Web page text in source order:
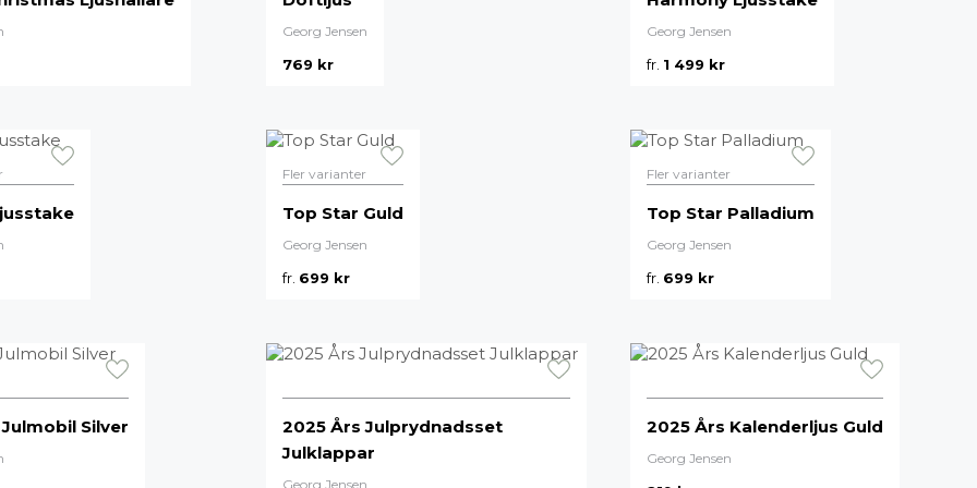
Hallbänkar
Krokar
Delikatesser
High-tech
Smycken
Georg Jensen
769 kr
Georg Jensen
fr. 1 499 kr
Fler varianter
Top Star Guld
Georg Jensen
fr. 699 kr
Fler varianter
Top Star Palladium
Georg Jensen
fr. 699 kr
Silver
2025 Års Julprydnadsset
Julklappar
Georg Jensen
2025 Års Kalenderljus Guld
Georg Jensen